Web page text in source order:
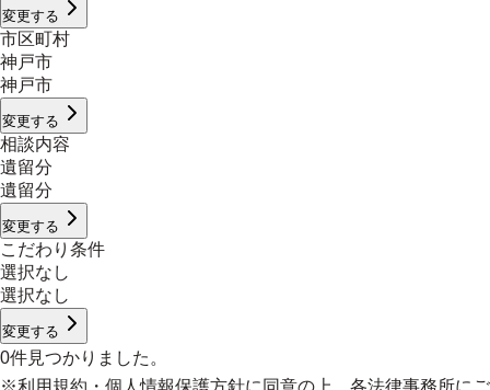
変更する
市区町村
神戸市
神戸市
変更する
相談内容
遺留分
遺留分
変更する
こだわり条件
選択なし
選択なし
変更する
0件見つかりました。
※利用規約 ・ 個人情報保護方針に同意の上、各法律事務所にご